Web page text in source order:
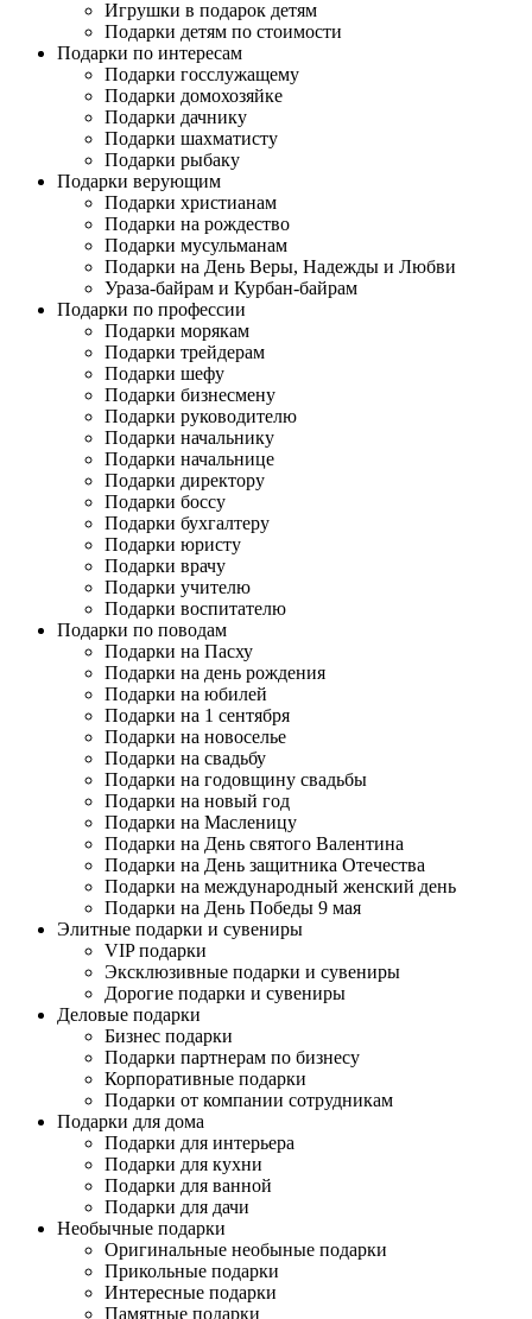
Игрушки в подарок детям
Подарки детям по стоимости
Подарки по интересам
Подарки госслужащему
Подарки домохозяйке
Подарки дачнику
Подарки шахматисту
Подарки рыбаку
Подарки верующим
Подарки христианам
Подарки на рождество
Подарки мусульманам
Подарки на День Веры, Надежды и Любви
Ураза-байрам и Курбан-байрам
Подарки по профессии
Подарки морякам
Подарки трейдерам
Подарки шефу
Подарки бизнесмену
Подарки руководителю
Подарки начальнику
Подарки начальнице
Подарки директору
Подарки боссу
Подарки бухгалтеру
Подарки юристу
Подарки врачу
Подарки учителю
Подарки воспитателю
Подарки по поводам
Подарки на Пасху
Подарки на день рождения
Подарки на юбилей
Подарки на 1 сентября
Подарки на новоселье
Подарки на свадьбу
Подарки на годовщину свадьбы
Подарки на новый год
Подарки на Масленицу
Подарки на День святого Валентина
Подарки на День защитника Отечества
Подарки на международный женский день
Подарки на День Победы 9 мая
Элитные подарки и сувениры
VIP подарки
Эксклюзивные подарки и сувениры
Дорогие подарки и сувениры
Деловые подарки
Бизнес подарки
Подарки партнерам по бизнесу
Корпоративные подарки
Подарки от компании сотрудникам
Подарки для дома
Подарки для интерьера
Подарки для кухни
Подарки для ванной
Подарки для дачи
Необычные подарки
Оригинальные необыные подарки
Прикольные подарки
Интересные подарки
Памятные подарки